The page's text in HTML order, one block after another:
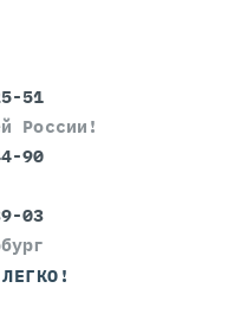
51
России!
90
03